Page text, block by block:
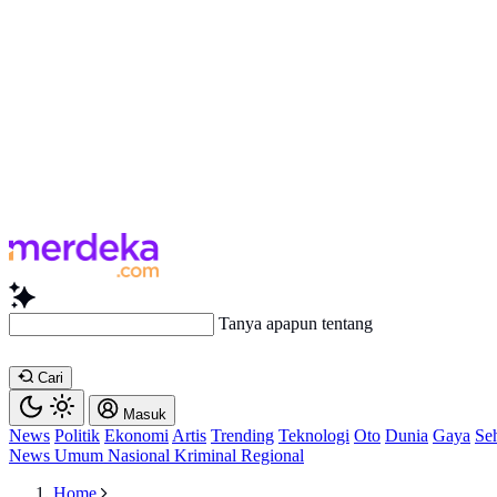
Tanya apapun tentang artikel ini...
Cari
Masuk
News Politik Ekonomi Artis Trending Teknologi Oto Dunia Gaya
News Umum Nasional Kriminal Regional
Home